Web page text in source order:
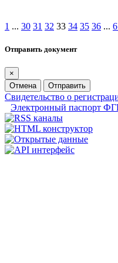
1 ... 30 31 32 33 34 35 36 ...
Отправить документ
×
Отмена
Отправить
Свидетельство о
Электронный паспорт